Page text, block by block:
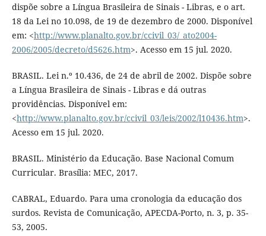
dispõe sobre a Língua Brasileira de Sinais - Libras, e o art.
18 da Lei no 10.098, de 19 de dezembro de 2000. Disponível
em: <http://www.planalto.gov.br/ccivil_03/_ato2004-
2006/2005/decreto/d5626.htm>. Acesso em 15 jul. 2020.
BRASIL. Lei n.º 10.436, de 24 de abril de 2002. Dispõe sobre
a Língua Brasileira de Sinais - Libras e dá outras
providências. Disponível em:
<http://www.planalto.gov.br/ccivil_03/leis/2002/l10436.htm>.
Acesso em 15 jul. 2020.
BRASIL. Ministério da Educação. Base Nacional Comum
Curricular. Brasília: MEC, 2017.
CABRAL, Eduardo. Para uma cronologia da educação dos
surdos. Revista de Comunicação, APECDA-Porto, n. 3, p. 35-
53, 2005.